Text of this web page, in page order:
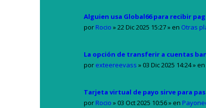
Alguien usa Global66 para recibir
por Rocio »22 Dic 2025 15:27» en Otras
La opción de transferir a cuentas
por exteereevass » 03 Dic 2025 14:24» en
Tarjeta virtual de payo sirve para
por Rocio » 03 Oct 2025 10:56» en